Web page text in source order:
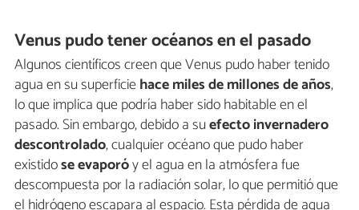
Venus pudo tener océanos en el pasado
Algunos científicos creen que Venus pudo haber tenido
agua en su superficiehace miles de millones de años,
lo que implica que podría haber sido habitable en el
pasado. Sin embargo, debido a suefecto invernadero
descontrolado, cualquier océano que pudo haber
existidose evaporóy el agua en la atmósfera fue
descompuesta por la radiación solar, lo que permitió que
el hidrógeno escapara al espacio. Esta pérdida de agua